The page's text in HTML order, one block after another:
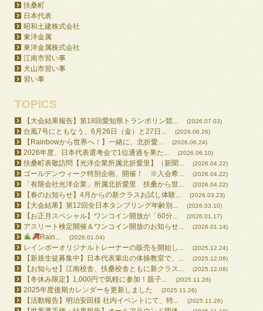
扶桑町
日本代表
昭和土建株式会社
東洋金属
東洋金属株式会社
江南市習い事
犬山市習い事
習い事
TOPICS
【大会結果報告】第18回愛知県トランポリン競... (2026.07.03)
台風7号にともなう、6月26日（金）と27日... (2026.06.26)
【Rainbowから世界へ！】一緒に、北折愛... (2026.06.24)
2026年度、日本代表選考会で1位通過を果た... (2026.06.10)
扶桑町表敬訪問【光洋企業所属北折愛里】（新聞... (2026.04.22)
ゴールデンウィーク特別企画、開催！ ※入会希... (2026.04.22)
「有限会社光洋企業」所属北折愛里 扶桑から世... (2026.04.22)
【春のお知らせ】4月からの新クラスお試し体験... (2026.03.23)
【大会結果】第12回全日本タンブリング年齢別... (2026.03.10)
【お正月スペシャル】ワンコイン開放が「60分... (2026.01.17)
アスリート検定開催＆ワンコイン開放のお知らせ... (2026.01.14)
Rain... (2026.01.04)
レインボーオリジナルトレーナーの販売を開始し... (2025.12.24)
【新規生徒募集中】日本代表輩出の体操教室で、... (2025.12.08)
【お知らせ】江南校舎、扶桑校舎ともに新クラス... (2025.12.08)
【冬休み限定】1,000円で気軽に参加！親子... (2025.11.26)
2025年度後期カレンダーを更新しました (2025.11.26)
【活動報告】明治安田様 社内イベントにて、特... (2025.11.26)